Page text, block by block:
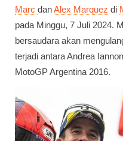
Marc danAlex Marquez di
pada Minggu, 7 Juli 2024.
bersaudara akan
terjadi antara Andrea
MotoGP Argentina 2016.